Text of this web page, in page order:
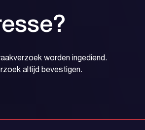
worden ingediend.
altijd bevestigen.